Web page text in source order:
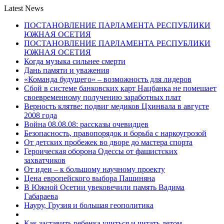
Latest News
ПОСТАНОВЛЕНИЕ ПАРЛАМЕНТА РЕСПУБЛИКИ
ЮЖНАЯ ОСЕТИЯ
ПОСТАНОВЛЕНИЕ ПАРЛАМЕНТА РЕСПУБЛИКИ
ЮЖНАЯ ОСЕТИЯ
Когда музыка сильнее смерти
Дань памяти и уважения
«Команда будущего» – возможность для лидеров
Сбой в системе банковских карт Нацбанка не помешает
своевременному получению заработных плат
Верность клятве: подвиг медиков Цхинвала в августе
2008 года
Война 08.08.08: рассказы очевидцев
Безопасность, правопорядок и борьба с наркоугрозой
От детских пробежек во дворе до мастера спорта
Героическая оборона Одессы от фашистских
захватчиков
От идеи – к большому научному проекту
Цена европейского выбора Пашиняна
В Южной Осетии увековечили память Вадима
Габараева
Науру, Грузия и большая геополитика